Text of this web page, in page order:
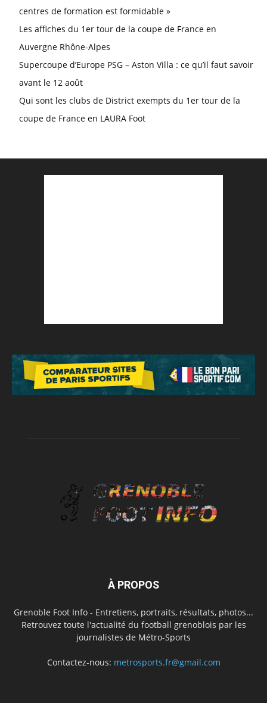
centres de formation est formidable »
Les affiches du 1er tour de la coupe de France en
Auvergne Rhône-Alpes
Supercoupe d’Europe PSG – Aston Villa : ce qu’il faut savoir
avant le 12 août
Qui sont les clubs de District exempts du 1er tour de la
coupe de France en LAURA Foot
À PROPOS
Grenoble Foot Info - Entretiens, portraits, résultats, photos...
Retrouvez toute l'actualité du football grenoblois par les
journalistes de Métro-Sports
Contactez-nous: metrosports.fr@gmail.com